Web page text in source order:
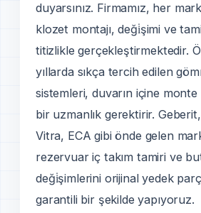
duyarsınız. Firmamız, her
klozet montajı, deği̇şimi ve
titizlikle gerçekleştirmektedir.
yıllarda sıkça tercih edilen
sistemleri, duvarın içine
bir uzmanlık gerektirir.
Vitra, ECA gibi önde gelen
rezervuar iç takım tamiri ve
deği̇şimlerini orijinal yedek
garantili bir şekilde yapıyoruz.